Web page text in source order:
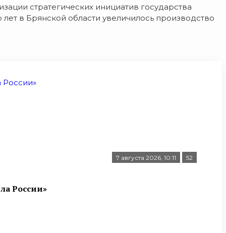
стратегических инициатив государства
в Брянской области увеличилось производство
7 августа 2026, 10:11 52
России»